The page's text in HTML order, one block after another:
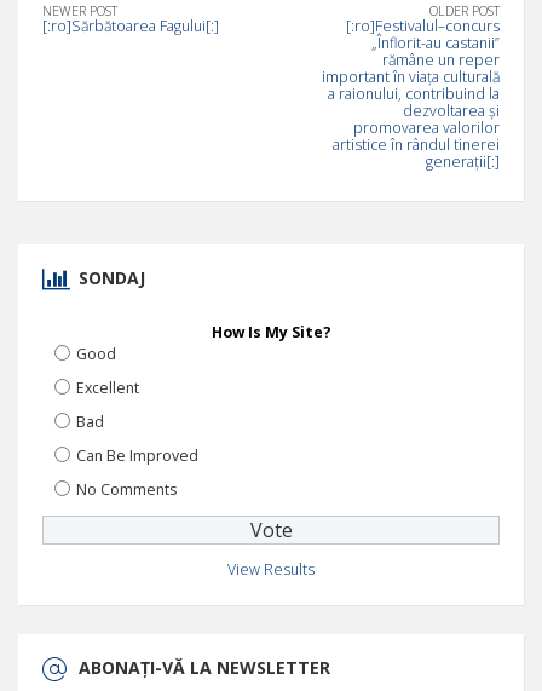
NEWER POST
[:ro]Sărbătoarea Fagului[:]
OLDER POST
[:ro]Festivalul–concurs
„Înflorit-au castanii”
rămâne un reper
important în viața culturală
a raionului, contribuind la
dezvoltarea și
promovarea valorilor
artistice în rândul tinerei
generații[:]
SONDAJ
How Is My Site?
Good
Excellent
Bad
Can Be Improved
No Comments
View Results
ABONAȚI-VĂ LA NEWSLETTER